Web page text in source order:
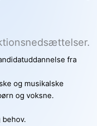
fra
og musikalske
og voksne.